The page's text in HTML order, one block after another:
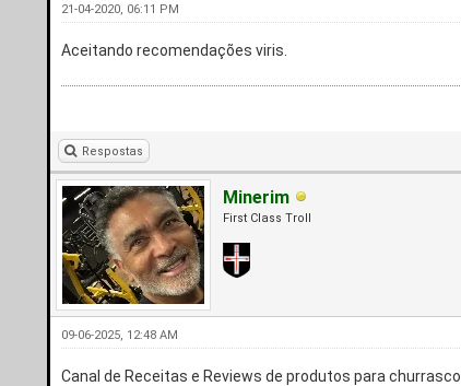
21-04-2020, 06:11 PM
Aceitando recomendações viris.
Respostas
Minerim
First Class Troll
09-06-2025, 12:48 AM
Canal de Receitas e Reviews de produtos para churrasco